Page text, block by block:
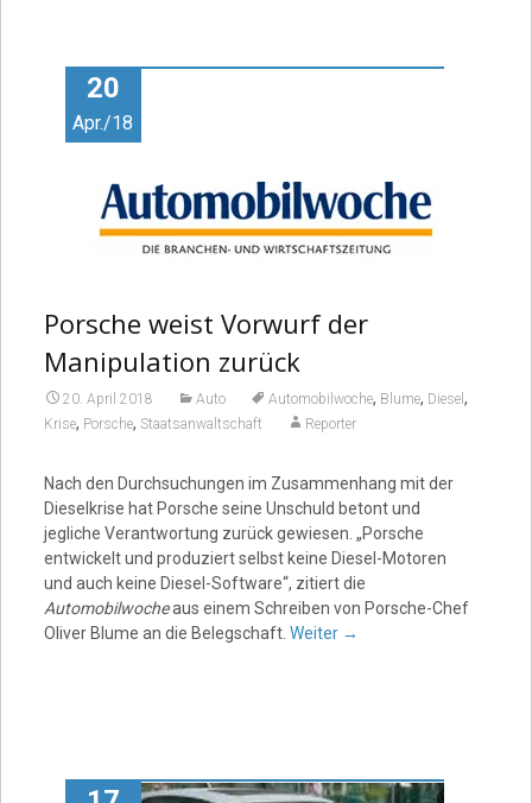
20
Apr./18
Porsche weist Vorwurf der
Manipulation zurück
20. April 2018 Auto Automobilwoche, Blume, Diesel ,
Krise, Porsche, Staatsanwaltschaft Reporter
Nach den Durchsuchungen im Zusammenhang mit der
Dieselkrise hat Porsche seine Unschuld betont und
jegliche Verantwortung zurück gewiesen. „Porsche
entwickelt und produziert selbst keine Diesel-Motoren
und auch keine Diesel-Software“, zitiert die
Automobilwocheaus einem Schreiben von Porsche-Chef
Oliver Blume an die Belegschaft. Weiter →